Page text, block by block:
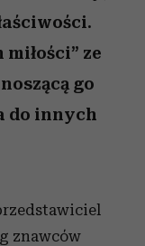
ze
go
do innych
znawców